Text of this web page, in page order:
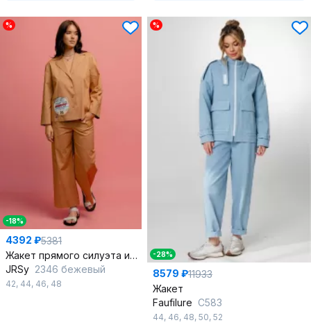
%
-18%
4392 ₽5381
Жакет прямого силуэта из хлопка с лацканами и застежкой
JRSy 2346 бежевый
42, 44, 46, 48
%
-28%
8579 ₽11933
Жакет
Faufilure С583
44, 46, 48, 50, 52